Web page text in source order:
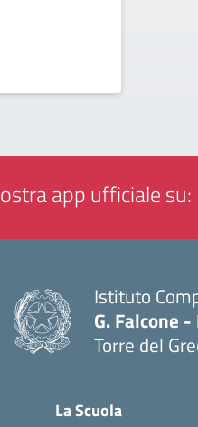
app ufficiale su:
Istituto
G. Falcone -
Torre del
La Scuola